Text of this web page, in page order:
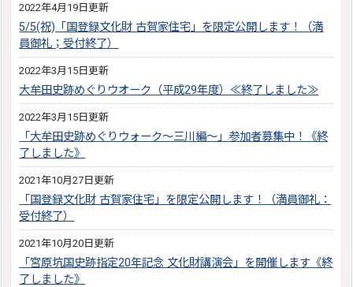
2022年4月19日更新
5/5(祝)「国登録文化財 古賀家住宅」を限定公開します！（満
員御礼；受付終了）
2022年3月15日更新
大牟田史跡めぐりウオーク（平成29年度）≪終了しました≫
2022年3月15日更新
「大牟田史跡めぐりウォーク～三川編～」参加者募集中！《終
了しました》
2021年10月27日更新
「国登録文化財 古賀家住宅」を限定公開します！（満員御礼：
受付終了）
2021年10月20日更新
「宮原坑国史跡指定20年記念 文化財講演会」を開催します《終
了しました》